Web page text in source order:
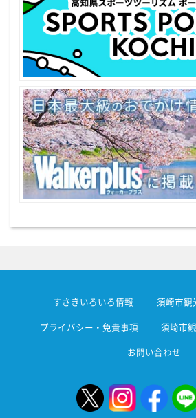
すさきいろいろ情報 須崎市観
プライバシー・免責事項 須崎市
お問い合わせ